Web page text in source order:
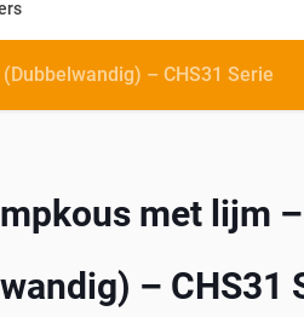
– CHS31 Serie
met lijm
– CHS31